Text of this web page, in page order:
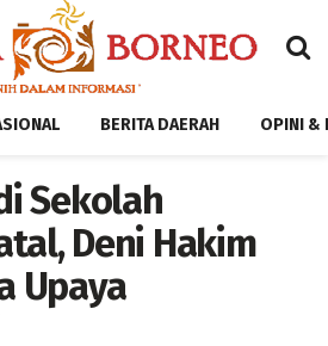
BERITA DAERAH OPINI &
Sekolah
Deni Hakim
Upaya